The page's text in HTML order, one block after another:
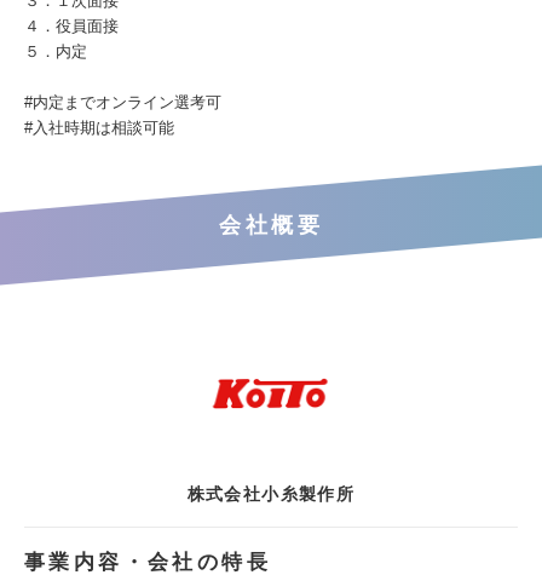
４．役員面接
５．内定
#内定までオンライン選考可
#入社時期は相談可能
会社概要
株式会社小糸製作所
事業内容・会社の特長